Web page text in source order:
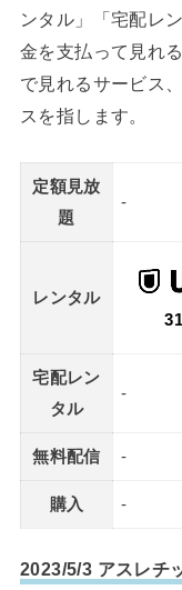
ンタル」「宅配レ
金を支払って見れ
で見れるサービス
スを指します。
定額見放
題
-
レンタル
宅配レン
タル
-
無料配信 -
購入 -
2023/5/3 アスレチ